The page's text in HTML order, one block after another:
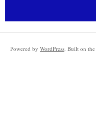
Powered by WordPress. Built on the